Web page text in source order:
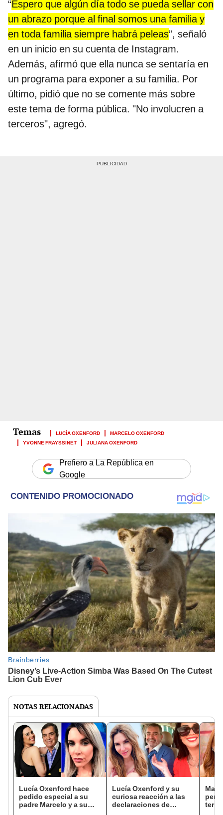
“Espero que algún día todo se pueda sellar con
un abrazo porque al final somos una familia y
en toda familia siempre habrá peleas”, señaló
en un inicio en su cuenta de Instagram.
Además, afirmó que ella nunca se sentaría en
un programa para exponer a su familia. Por
último, pidió que no se comente más sobre
este tema de forma pública. "No involucren a
terceros", agregó.
LUCÍA OXENFORD
MARCELO OXENFORD
YVONNE FRAYSSINET
JULIANA OXENFORD
Prefiero a La República en
Google
NOTAS RELACIONADAS
Lucía Oxenford hace
pedido especial a su
padre Marcelo y a su
Lucía Oxenford y su
curiosa reacción a las
declaraciones de